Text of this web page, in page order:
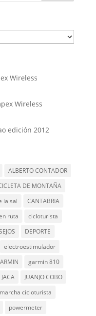
Wireless
Wireless
edición 2012
ALBERTO CONTADOR
DE MONTAÑA
la sal
CANTABRIA
ruta
cicloturista
DEPORTE
electroestimulador
garmin 810
JACA
JUANJO COBO
marcha cicloturista
powermeter